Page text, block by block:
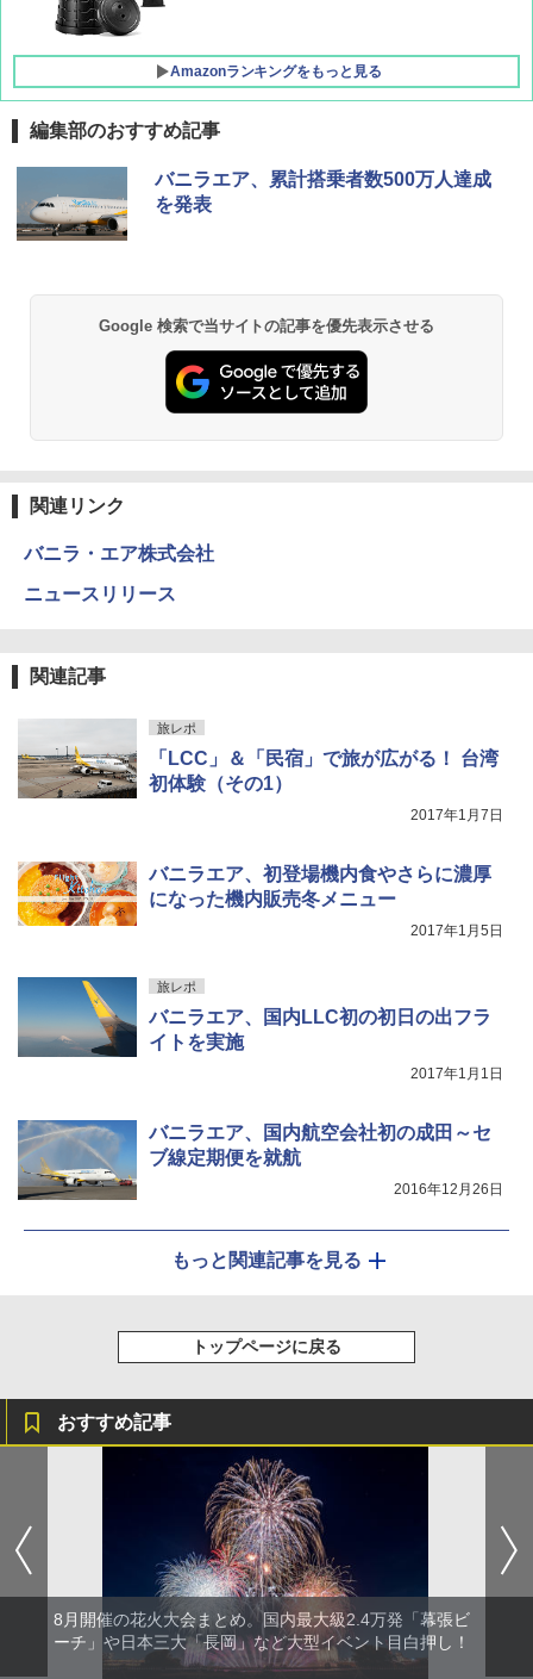
￥9,990
Amazonランキングをもっと見る
編集部のおすすめ記事
バニラエア、累計搭乗者数500万人達成
を発表
Google 検索で当サイトの記事を優先表示させる
関連リンク
バニラ・エア株式会社
ニュースリリース
関連記事
旅レポ
「LCC」＆「民宿」で旅が広がる！ 台湾
初体験（その1）
2017年1月7日
バニラエア、初登場機内食やさらに濃厚
になった機内販売冬メニュー
2017年1月5日
旅レポ
バニラエア、国内LLC初の初日の出フラ
イトを実施
2017年1月1日
バニラエア、国内航空会社初の成田～セ
ブ線定期便を就航
2016年12月26日
もっと関連記事を見る
トップページに戻る
おすすめ記事
8月開催の花火大会まとめ。国内最大級2.4万発「幕張ビ
ーチ」や日本三大「長岡」など大型イベント目白押し！